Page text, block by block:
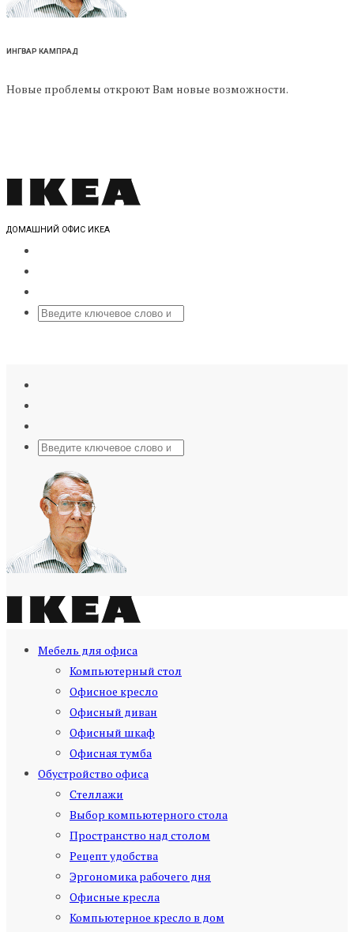
ИНГВАР КАМПРАД
Новые проблемы откроют Вам новые возможности.
ДОМАШНИЙ ОФИС ИКЕА
Мебель для офиса
Компьютерный стол
Офисное кресло
Офисный диван
Офисный шкаф
Офисная тумба
Обустройство офиса
Стеллажи
Выбор компьютерного стола
Пространство над столом
Рецепт удобства
Эргономика рабочего дня
Офисные кресла
Компьютерное кресло в дом